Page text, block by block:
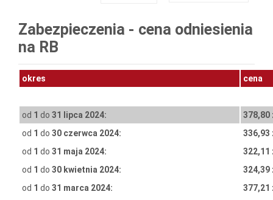
Zabezpieczenia - cena odniesienia
na RB
okres cena
od 1 do 31 lipca 2024:
378,80
od 1 do 30 czerwca 2024:
336,93
od 1 do 31 maja 2024:
322,11
od 1 do 30 kwietnia 2024:
324,39
od 1 do 31 marca 2024:
377,21